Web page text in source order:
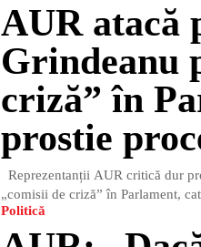
AUR atacă
Grindeanu
criză” în
prostie
Reprezentanții AUR critică dur
„comisii de criză” în Parlament,
Politică